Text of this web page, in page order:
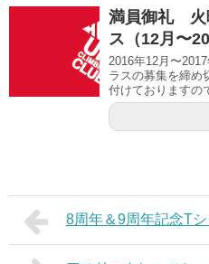
満員御礼 火
ス（12月〜
2016年12月〜
ラスの募集を締め
付けておりますの
8周年＆9周年記念T